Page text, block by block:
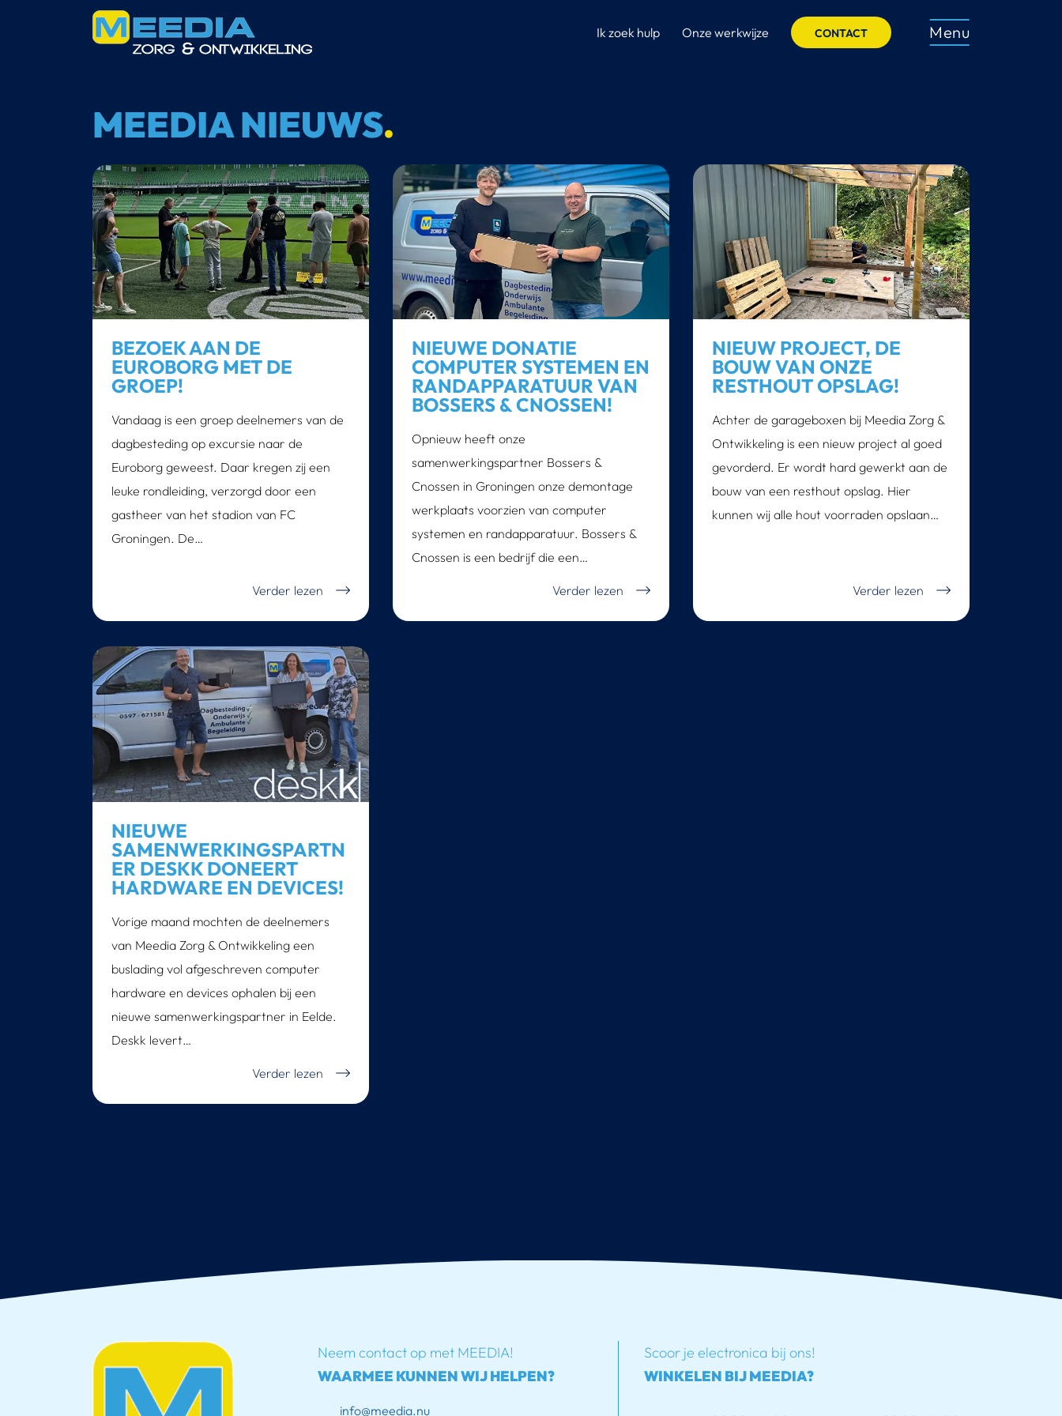
Ik zoek hulp
Onze werkwijze CONTACT Menu
MEEDIA NIEUWS.
BEZOEK AAN DE
EUROBORG MET DE
GROEP!
Vandaag is een groep deelnemers van de
dagbesteding op excursie naar de
Euroborg geweest. Daar kregen zij een
leuke rondleiding, verzorgd door een
gastheer van het stadion van FC
Groningen. De…
Verder lezen
NIEUWE DONATIE
COMPUTER SYSTEMEN EN
RANDAPPARATUUR VAN
BOSSERS & CNOSSEN!
Opnieuw heeft onze
samenwerkingspartner Bossers &
Cnossen in Groningen onze demontage
werkplaats voorzien van computer
systemen en randapparatuur. Bossers &
Cnossen is een bedrijf die een…
Verder lezen
NIEUW PROJECT, DE
BOUW VAN ONZE
RESTHOUT OPSLAG!
Achter de garageboxen bij Meedia Zorg &
Ontwikkeling is een nieuw project al goed
gevorderd. Er wordt hard gewerkt aan de
bouw van een resthout opslag. Hier
kunnen wij alle hout voorraden opslaan…
Verder lezen
NIEUWE
SAMENWERKINGSPARTN
ER DESKK DONEERT
HARDWARE EN DEVICES!
Vorige maand mochten de deelnemers
van Meedia Zorg & Ontwikkeling een
buslading vol afgeschreven computer
hardware en devices ophalen bij een
nieuwe samenwerkingspartner in Eelde.
Deskk levert…
Verder lezen
Neem contact op met MEEDIA!
WAARMEE KUNNEN WIJ HELPEN?
info@meedia.nu
Scoor je electronica bij ons!
WINKELEN BIJ MEEDIA?